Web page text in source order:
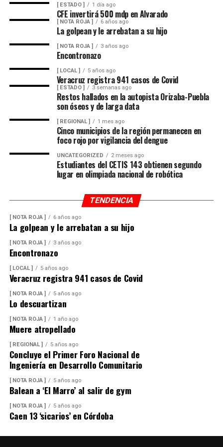
descargas eléctricas y probables granizadas en áreas de
tormenta, entre otros efectos negativos.
[ ESTADO ] 1 día ago
CFE invertirá 500 mdp en Alvarado
[ NOTA ROJA ] 6 años ago
La golpean y le arrebatan a su hijo
[ NOTA ROJA ] 3 años ago
Encontronazo
[ LOCAL ] 5 años ago
Veracruz registra 941 casos de Covid
[ ESTADO ] 3 semanas ago
Restos hallados en la autopista Orizaba-Puebla
son óseos y de larga data
[ REGIONAL ] 1 mes ago
Cinco municipios de la región permanecen en
foco rojo por vigilancia del dengue
UNCATEGORIZED 2 meses ago
Estudiantes del CETIS 143 obtienen segundo
lugar en olimpiada nacional de robótica
TENDENCIA
[ NOTA ROJA ] 6 años ago
La golpean y le arrebatan a su hijo
[ NOTA ROJA ] 3 años ago
Encontronazo
[ LOCAL ] 5 años ago
Veracruz registra 941 casos de Covid
[ NOTA ROJA ] 5 años ago
Lo descuartizan
[ NOTA ROJA ] 1 año ago
Muere atropellado
[ REGIONAL ] 5 años ago
Concluye el Primer Foro Nacional de
Ingeniería en Desarrollo Comunitario
[ NOTA ROJA ] 5 años ago
Balean a ‘El Marro’ al salir de gym
[ NOTA ROJA ] 5 años ago
Caen 13 ‘sicarios’ en Córdoba